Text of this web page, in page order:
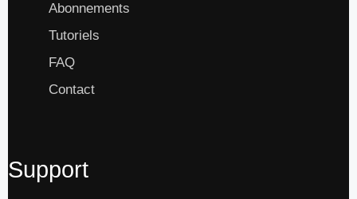
Abonnements
Tutoriels
FAQ
Contact
Support